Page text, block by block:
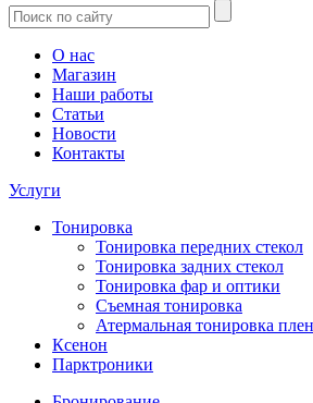
О нас
Магазин
Наши работы
Статьи
Новости
Контакты
Услуги
Тонировка
Тонировка передних стекол
Тонировка задних стекол
Тонировка фар и оптики
Съемная тонировка
Атермальная тонировка
Ксенон
Парктроники